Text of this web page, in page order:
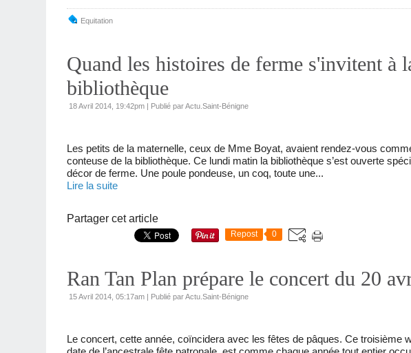
Equitation
Quand les histoires de ferme s'invitent à
bibliothèque
18 Avril 2014, 19:42pm | Publié par Actu.Saint-Bénigne
Les petits de la maternelle, ceux de Mme Boyat, avaient rendez-vous
conteuse de la bibliothèque. Ce lundi matin la bibliothèque s’est ouverte
décor de ferme. Une poule pondeuse, un coq, toute une...
Lire la suite
Partager cet article
Repost 0
Ran Tan Plan prépare le concert du 20
15 Avril 2014, 05:17am | Publié par Actu.Saint-Bénigne
Le concert, cette année, coïncidera avec les fêtes de pâques. Ce troisième